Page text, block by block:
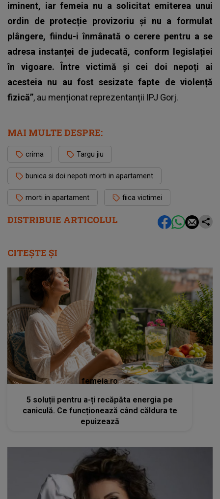
DISTRIBUIE ARTICOLUL
iminent, iar femeia nu a solicitat emiterea unui
ordin de protecție provizoriu și nu a formulat
plângere, fiindu-i înmânată o cerere pentru a se
adresa instanței de judecată, conform legislației
în vigoare. Între victimă și cei doi nepoți ai
acesteia nu au fost sesizate fapte de violență
fizică”, au menționat reprezentanții IPJ Gorj.
MAI MULTE DESPRE:
crima Targu jiu
bunica si doi nepoti morti in apartament
morti in apartament fiica victimei
CITEȘTE ȘI
femeia.ro
5 soluții pentru a-ți recăpăta energia pe
caniculă. Ce funcționează când căldura te
epuizează